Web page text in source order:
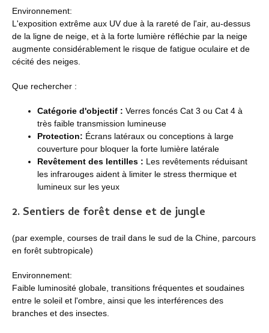
Environnement:
L'exposition extrême aux UV due à la rareté de l'air, au-dessus
de la ligne de neige, et à la forte lumière réfléchie par la neige
augmente considérablement le risque de fatigue oculaire et de
cécité des neiges.
Que rechercher :
Catégorie d'objectif : Verres foncés Cat 3 ou Cat 4 à
très faible transmission lumineuse
Protection: Écrans latéraux ou conceptions à large
couverture pour bloquer la forte lumière latérale
Revêtement des lentilles : Les revêtements réduisant
les infrarouges aident à limiter le stress thermique et
lumineux sur les yeux
2. Sentiers de forêt dense et de jungle
(par exemple, courses de trail dans le sud de la Chine, parcours
en forêt subtropicale)
Environnement:
Faible luminosité globale, transitions fréquentes et soudaines
entre le soleil et l'ombre, ainsi que les interférences des
branches et des insectes.